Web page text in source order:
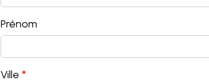
Prénom
Ville